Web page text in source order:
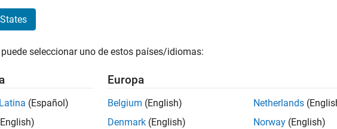
seleccionar uno de estos países/idiomas:
(Español)
Europa
Belgium (English)
Denmark (English)
Netherlands
Norway (English)